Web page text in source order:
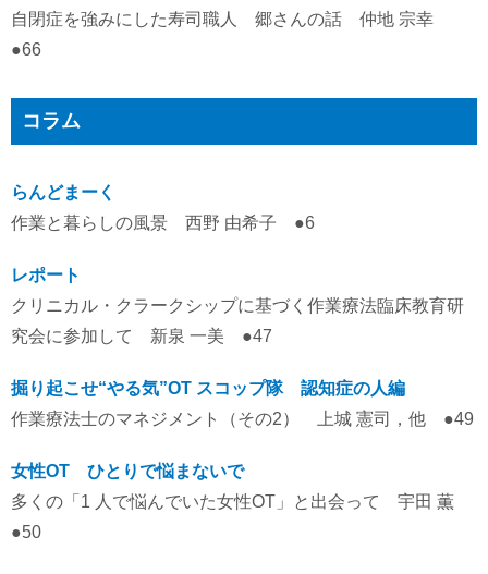
自閉症を強みにした寿司職人 郷さんの話 仲地 宗幸
●66
コラム
らんどまーく
作業と暮らしの風景 西野 由希子 ●6
レポート
クリニカル・クラークシップに基づく作業療法臨床教育研
究会に参加して 新泉 一美 ●47
掘り起こせ“やる気”OT スコップ隊 認知症の人編
作業療法士のマネジメント（その2） 上城 憲司，他 ●49
女性OT ひとりで悩まないで
多くの「1 人で悩んでいた女性OT」と出会って 宇田 薫
●50